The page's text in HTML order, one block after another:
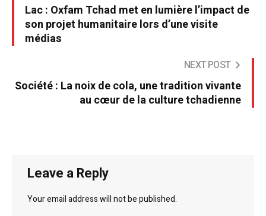
Lac : Oxfam Tchad met en lumière l’impact de
son projet humanitaire lors d’une visite
médias
NEXT POST
Société : La noix de cola, une tradition vivante
au cœur de la culture tchadienne
Leave a Reply
Your email address will not be published.